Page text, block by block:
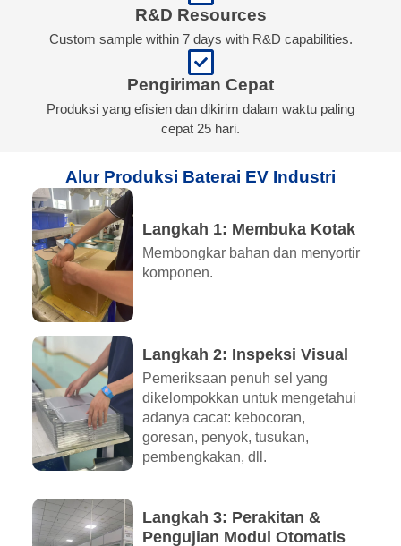
R&D Resources
Custom sample within 7 days with R&D capabilities.
Pengiriman Cepat
Produksi yang efisien dan dikirim dalam waktu paling
cepat 25 hari.
Alur Produksi Baterai EV Industri
Langkah 1: Membuka Kotak
Membongkar bahan dan menyortir
komponen.
Langkah 2: Inspeksi Visual
Pemeriksaan penuh sel yang
dikelompokkan untuk mengetahui
adanya cacat: kebocoran,
goresan, penyok, tusukan,
pembengkakan, dll.
Langkah 3: Perakitan &
Pengujian Modul Otomatis